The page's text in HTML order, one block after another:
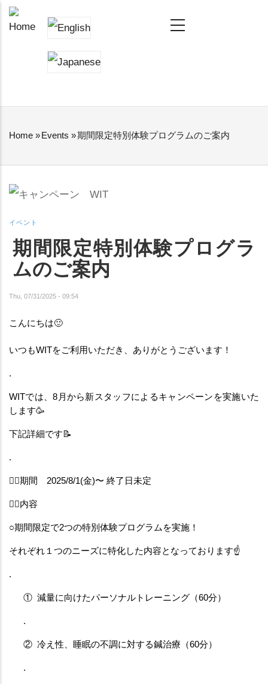
Skip
NAVIGATION
BREADCRUMB
Home »Events »期間限定特別体験プログラムのご案内
イベント
期間限定特別体験プログラ
ムのご案内
Thu, 07/31/2025 - 09:54
こんにちは🙂
いつもWITをご利用いただき、ありがとうございます！
.
WITでは、8月から新スタッフによるキャンペーンを実施いた
します🥳
下記詳細です📝
.
👉🏻期間　2025/8/1(金)〜 終了日未定
👉🏻内容
○期間限定で2つの特別体験プログラムを実施！
それぞれ１つのニーズに特化した内容となっております☝️
.
① 減量に向けたパーソナルトレーニング（60分）
.
② 冷え性、睡眠の不調に対する鍼治療（60分）
.